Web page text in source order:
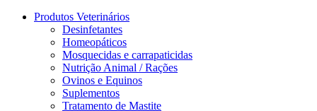
Produtos Veterinários
Desinfetantes
Homeopáticos
Mosquecidas e carrapaticidas
Nutrição Animal / Rações
Ovinos e Equinos
Suplementos
Tratamento de Mastite